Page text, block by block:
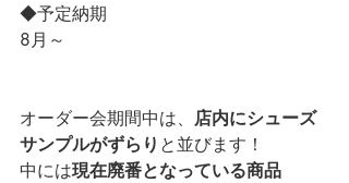
◆予定納期
8月～
オーダー会期間中は、 店内にシューズ
サンプルがずらり と並びます！
中には現在廃番となっている商品